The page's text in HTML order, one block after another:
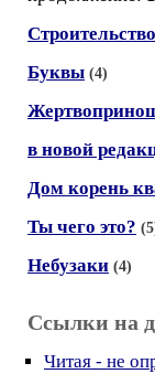
Буквы (4)
в новой
Дом корень
Ты чего это?
Небузаки (4)
Ссылки на
Читая - не